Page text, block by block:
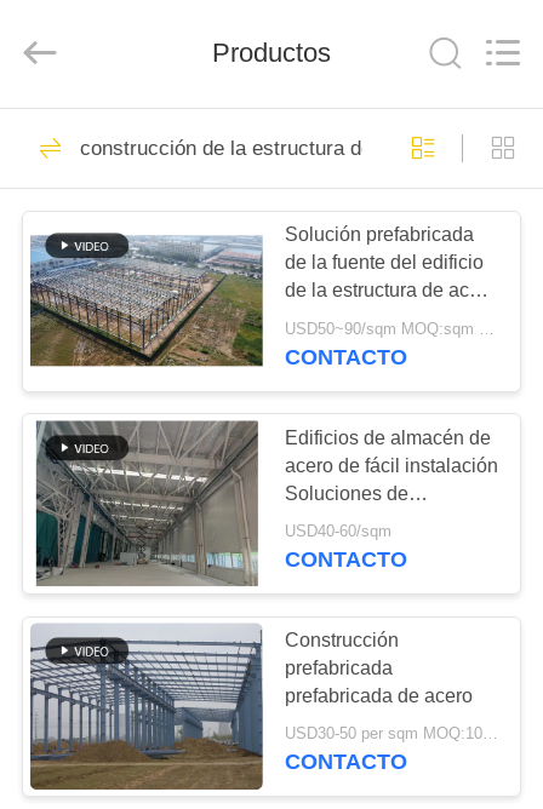
CASA.
PRODUCTOS
VÍDEOS
ESPECTÁCULO
DE
RV
SOBRE
NOSOTROS
RECORRIDO
POR
LA
FÁBRICA
Fabrication
Rights
construcción de la
estructura de acero
151
Taller de la
estructura de acero
174
almacén de
estructura de acero
Productos
construcción de la estructura de acero
Solución prefabricada
de la fuente del edificio
de la estructura de acero
para la industria
USD50~90/sqm MOQ:sqm 1000
CONTACTO
Edificios de almacén de
acero de fácil instalación
Soluciones de
almacenamiento
respetuosas con el
USD40-60/sqm
CONTACTO
Construcción
prefabricada
prefabricada de acero
USD30-50 per sqm MOQ:1000 metros cuadrados
CONTACTO